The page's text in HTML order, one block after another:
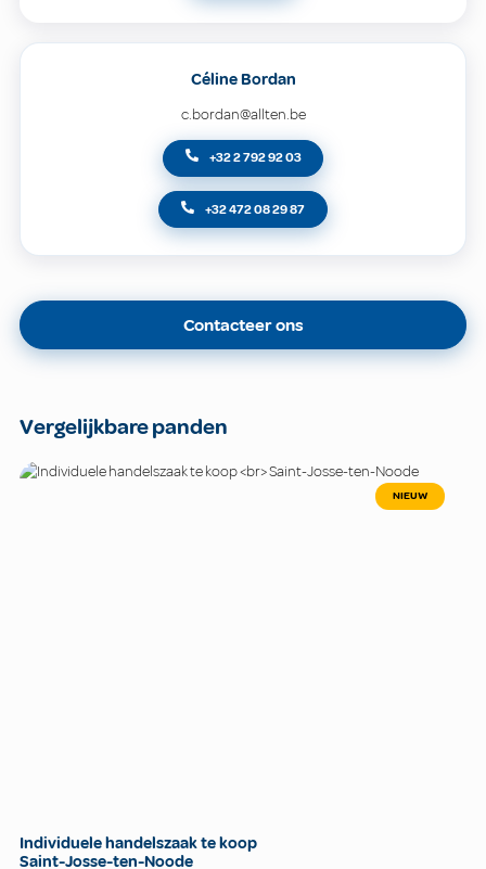
Céline Bordan
c.bordan@allten.be
+32 2 792 92 03
+32 472 08 29 87
Contacteer ons
Vergelijkbare panden
NIEUW
Individuele handelszaak te koop
Saint-Josse-ten-Noode